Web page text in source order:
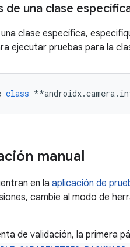
de una clase
clase específica,
ejecutar pruebas para la
class **androidx.camera .
manual
en la aplicación de
cambie al modo de
de validación, la primera